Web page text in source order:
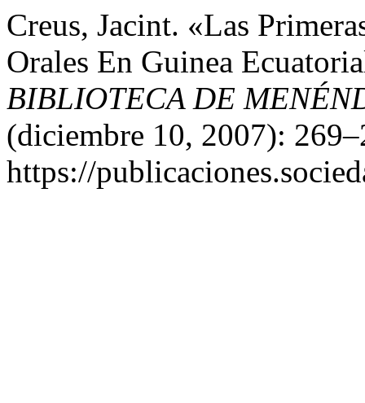
Creus, Jacint. «Las
Orales En Guinea
BIBLIOTECA DE
(diciembre 10, 2007):
https://